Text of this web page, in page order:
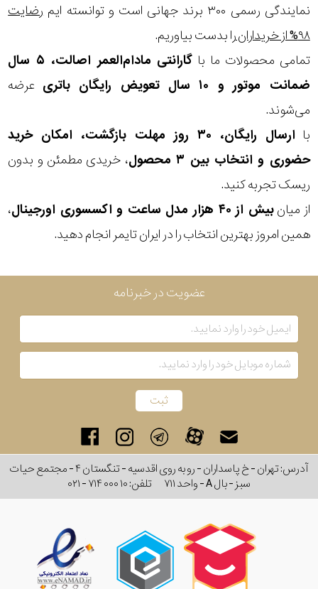
نمایندگی رسمی ۳۰۰ برند جهانی است و توانسته ایم
رضایت
۹۸% از خریداران
را بدست بیاوریم.
تمامی محصولات ما با
گارانتی مادام‌العمر اصالت، ۵ سال
ضمانت موتور و ۱۰ سال تعویض رایگان باتری
عرضه
می‌شوند.
با
ارسال رایگان، ۳۰ روز مهلت بازگشت، امکان خرید
حضوری و انتخاب بین ۳ محصول
، خریدی مطمئن و بدون
ریسک تجربه کنید.
از میانبیش از ۴۰ هزار مدل ساعت و اکسسوری اورجینال
،
همین امروز بهترین انتخاب را در ایران تایمر انجام دهید.
بکاررفته
شکل
ظاهری
مورد
گارانتی
رنگ
اصالت
کشور
عضویت در خبرنامه
آدرس: تهران - خ پاسداران - رو به روی اقدسیه - تنگستان ۴ - مجتمع حیات
سبز - بال A - واحد ۷۱۱
تلفن:۰۲۱ - ۷۱۴ ۰۰۰ ۱۰